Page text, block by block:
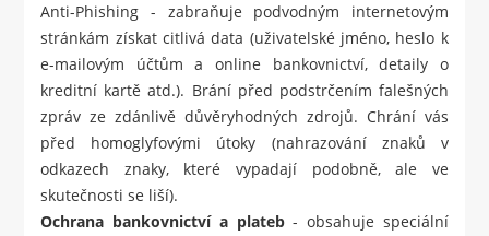
Anti-Phishing - zabraňuje podvodným internetovým
stránkám získat citlivá data (uživatelské jméno, heslo k
e-mailovým účtům a online bankovnictví, detaily o
kreditní kartě atd.). Brání před podstrčením falešných
zpráv ze zdánlivě důvěryhodných zdrojů. Chrání vás
před homoglyfovými útoky (nahrazování znaků v
odkazech znaky, které vypadají podobně, ale ve
skutečnosti se liší).
Ochrana bankovnictví a plateb- obsahuje speciální